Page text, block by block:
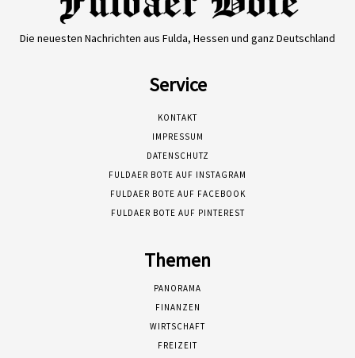
Die neuesten Nachrichten aus Fulda, Hessen und ganz Deutschland
Service
KONTAKT
IMPRESSUM
DATENSCHUTZ
FULDAER BOTE AUF INSTAGRAM
FULDAER BOTE AUF FACEBOOK
FULDAER BOTE AUF PINTEREST
Themen
PANORAMA
FINANZEN
WIRTSCHAFT
FREIZEIT